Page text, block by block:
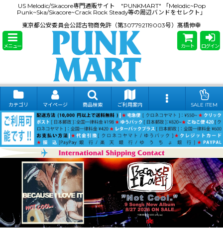
US Melodic/Skacore専門通販サイト "PUNKMART" 「Melodic~Pop
Punk~Ska/Skacore~Crack Rock Steady等の周辺バンドをセレクト」
東京都公安委員会公認古物商免許（第307792119003号）髙橋伸幸
メニュー カート ログイン
カテゴリ マイページ 商品検索 ご利用案内 SALE ITEM